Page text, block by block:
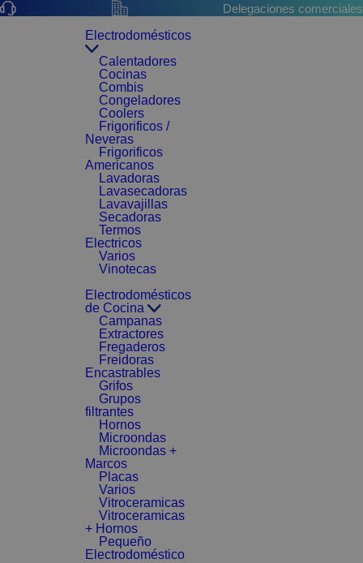
Delegaciones comerciales
Electrodomésticos
Calentadores
Cocinas
Combis
Congeladores
Coolers
Frigorificos /
Neveras
Frigorificos
Americanos
Lavadoras
Lavasecadoras
Lavavajillas
Secadoras
Termos
Electricos
Varios
Vinotecas
Electrodomésticos
de Cocina
Campanas
Extractores
Fregaderos
Freidoras
Encastrables
Grifos
Grupos
filtrantes
Hornos
Microondas
Microondas +
Marcos
Placas
Varios
Vitroceramicas
Vitroceramicas
+ Hornos
Pequeño
Electrodoméstico